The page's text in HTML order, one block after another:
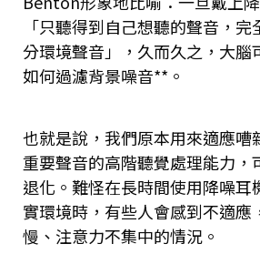
「只聽得到自己想聽的聲音，
分環境聲音」，久而久之，大腦
如何過濾背景噪音**​。
也就是說，我們原本用來適應嘈
重要聲音的高階聽覺處理能力，
退化。難怪在長時間使用降噪耳
實環境時，有些人會感到不適應
慢、注意力不集中的情況。